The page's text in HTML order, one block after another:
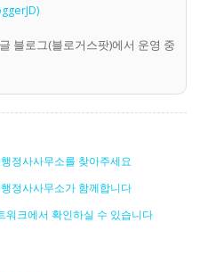
블로그(블로거스팟)에서 운영 중
정사사무소를 찾아주세요
정사사무소가 함께합니다
워크에서 확인하실 수 있습니다